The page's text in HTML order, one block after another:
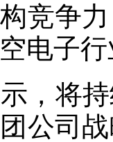
竞争
电子
将持
公司